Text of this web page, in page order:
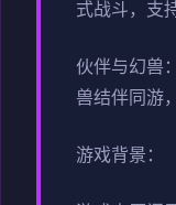
式战斗，支
伙伴与幻兽
兽结伴同游
游戏背景：